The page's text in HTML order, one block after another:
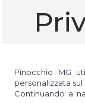
Pinocchio MG
personalizzata sul
Continuando a